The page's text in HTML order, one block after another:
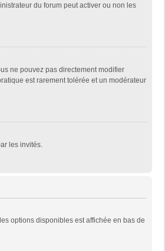
du forum peut activer ou non les
ne pouvez pas directement modifier
est rarement tolérée et un modérateur
les invités.
options disponibles est affichée en bas de